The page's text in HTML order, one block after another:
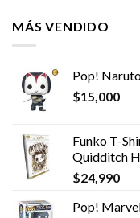
MÁS VENDIDO
Pop!
$15,000
Funko T-
Quidditch
$24,990
Pop!